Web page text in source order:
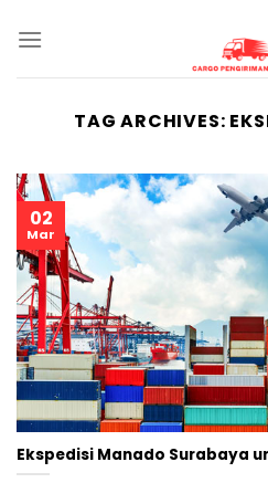
TAG ARCHIVES:
Ekspedisi Manado Surabaya
02
Mar